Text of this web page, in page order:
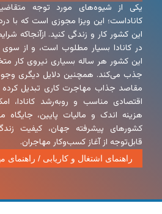
یکی از شیوه‌های مورد توجه
کاناداست؛ این ویزا مجوزی است که با
این کشور کار و زندگی کنید. ازآنجاکه
در کانادا بسیار مطلوب است، و از سوی
این کشور هر ساله بسیاری نیروی کار
جذب می‌کند. همچنین دلایل دیگری وجود
مقاصد جذاب مهاجرت کاری تبدیل کرده
اقتصادی مناسب و روبه‌رشد کانادا،
هزینه اندک و مالیات پایین،
کشورهای پیشرفته جهان، کیفیت
قابل‌توجه از آغاز کسب‌وکار مهاجران.
راهنمای اشتغال و کاریابی / راهنمای